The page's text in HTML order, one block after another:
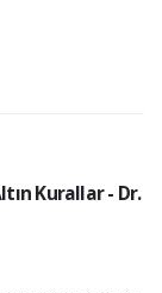
Kurallar - Dr.